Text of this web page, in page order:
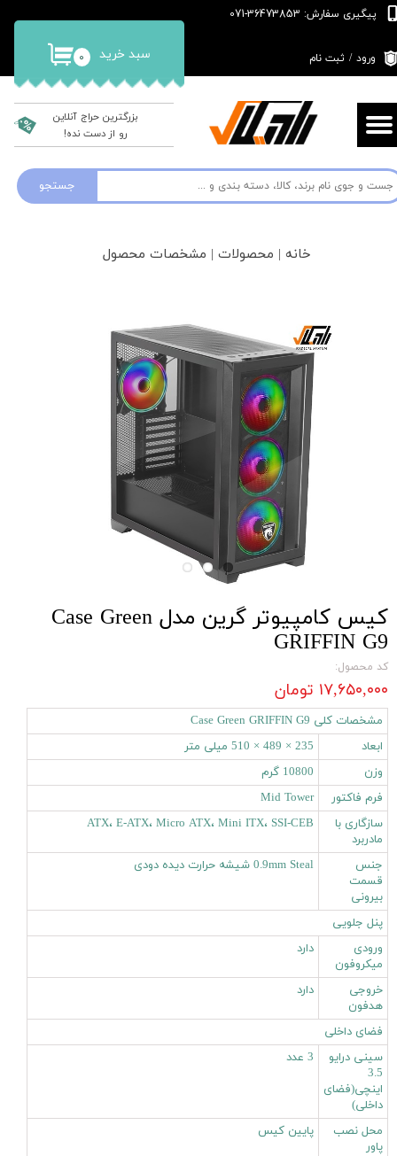
جستجو
پیگیری سفارش: 36473853-071
۰ سبد خرید ورود / ثبت نام
تغییر گذر واژه
سفارشات
بزرگترین حراج آنلاین
رو از دست نده!
خانه | محصولات | مشخصات محصول
کیس کامپیوتر گرین مدل Case Green
GRIFFIN G9
کد محصول:
۱۷,۶۵۰,۰۰۰ تومان
مشخصات کلی Case Green GRIFFIN G9
ابعاد
235 × 489 × 510 میلی‌ متر
وزن
10800 گرم
فرم فاکتور
Mid Tower
سازگاری با
مادربرد
ATX، E-ATX، Micro ATX، Mini ITX، SSI-CEB
جنس
قسمت
بیرونی
0.9mm Steal شیشه حرارت دیده دودی
پنل جلویی
ورودی
میکروفون
دارد
خروجی
هدفون
دارد
فضای داخلی
سینی درایو
3.5
اینچی(فضای
داخلی)
3 عدد
محل نصب
پاور
پایین کیس